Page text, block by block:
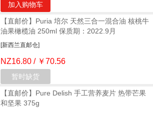
加入购物车
【直邮价】Puria 培尔 天然三合一混合油 核桃牛
油果橄榄油 250ml 保质期：2022.9月
[新西兰直邮仓]
NZ16.80 / ￥70.56
暂时缺货
【直邮价】Pure Delish 手工营养麦片 热带芒果
和坚果 375g